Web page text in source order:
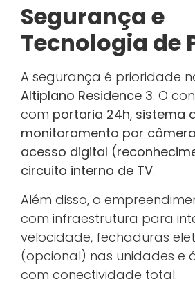
Segurança e
Tecnologia de
A segurança é prioridade
Altiplano Residence 3. O
com portaria 24h, sistema
monitoramento por
acesso digital
circuito interno de TV.
Além disso, o
com infraestrutura para
velocidade, fechaduras
(opcional) nas unidades e
com conectividade total.